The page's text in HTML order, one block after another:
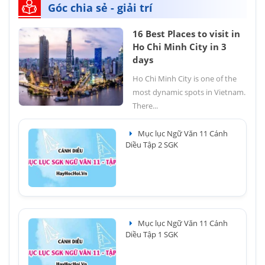
Góc chia sẻ - giải trí
16 Best Places to visit in
Ho Chi Minh City in 3
days
Ho Chi Minh City is one of the
most dynamic spots in Vietnam.
There...
Mục lục Ngữ Văn 11 Cánh
Diều Tập 2 SGK
Mục lục Ngữ Văn 11 Cánh
Diều Tập 1 SGK